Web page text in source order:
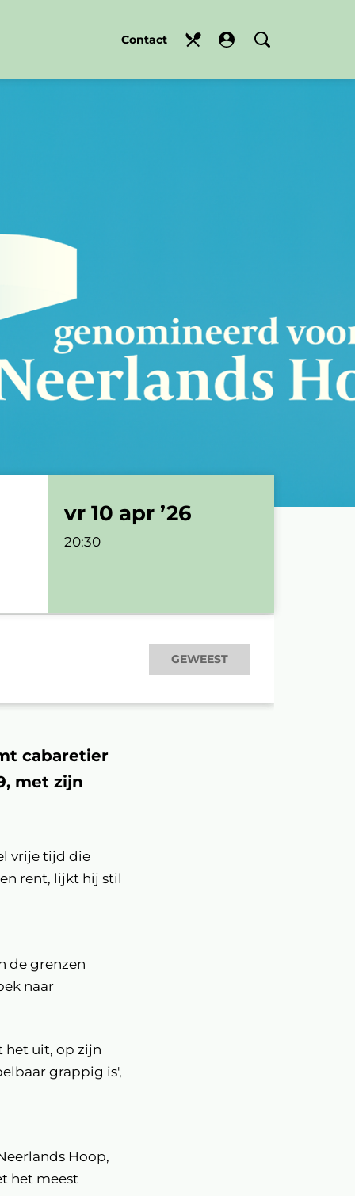
Contact
vr 10 apr ’26
20:30
GEWEEST
cabaretier
met zijn
vrije tijd die
rent, lijkt hij stil
de grenzen
naar
het uit, op zijn
grappig is',
Hoop,
het meest